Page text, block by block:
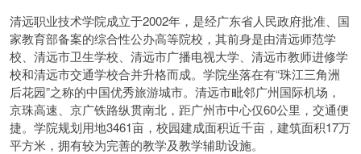
清远职业技术学院成立于2002年，是经广东省人民政府批准、国
家教育部备案的综合性公办高等院校，其前身是由清远师范学
校、清远市卫生学校、清远市广播电视大学、清远市教师进修学
校和清远市交通学校合并升格而成。学院坐落在有“珠江三角洲
后花园”之称的中国优秀旅游城市。清远市毗邻广州国际机场，
京珠高速、京广铁路纵贯南北，距广州市中心仅60公里，交通便
捷。学院规划用地3461亩，校园建成面积近千亩，建筑面积17万
平方米，拥有较为完善的教学及教学辅助设施。